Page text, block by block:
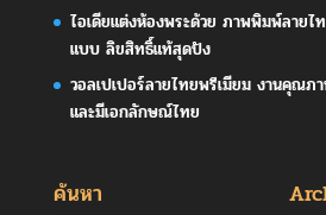
ไอเดียแต่งห้องพระด้วย ภาพพิมพ์ลายไ
แบบ ลิขสิทธิ์แท้สุดปัง
วอลเปเปอร์ลายไทยพรีเมียม งานคุณภ
และมีเอกลักษณ์ไทย
ค้นหา